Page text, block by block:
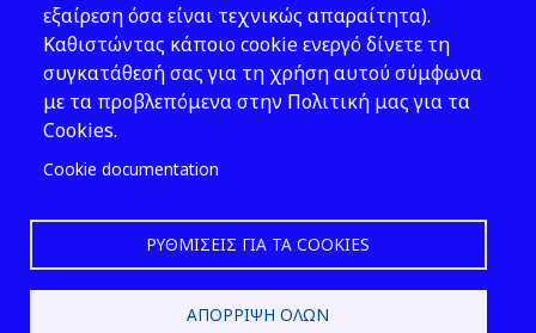
Ακολουθήστε μας
εξαίρεση όσα είναι τεχνικώς απαραίτητα).
Καθιστώντας κάποιο cookie ενεργό δίνετε τη
συγκατάθεσή σας για τη χρήση αυτού σύμφωνα
με τα προβλεπόμενα στην Πολιτική μας για τα
Cookies.
Cookie documentation
ΡΥΘΜΊΣΕΙΣ ΓΙΑ ΤΑ COOKIES
ΑΠΌΡΡΙΨΗ ΌΛΩΝ
2026 © ΕΛ.ΙΝ.Υ.Α.Ε.